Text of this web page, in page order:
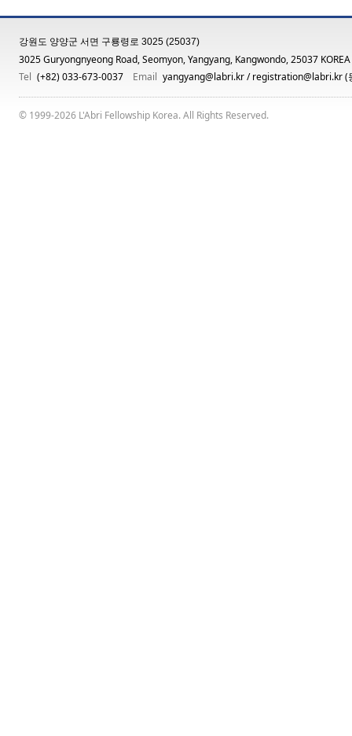
강원도 양양군 서면 구룡령로 3025 (25037)
3025 Guryongnyeong Road, Seomyon, Yangyang, Kangwondo, 25037 KOREA
Tel (+82) 033-673-0037 Email yangyang@labri.kr/registration@labri.kr(
© 1999-2026 L'Abri Fellowship Korea. All Rights Reserved.